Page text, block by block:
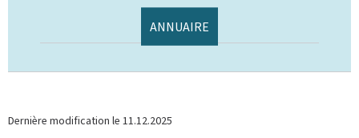
ANNUAIRE
Dernière modification le 11.12.2025